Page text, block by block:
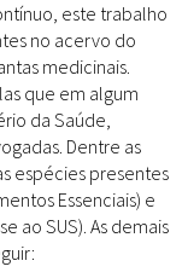
este trabalho
no acervo do
medicinais.
que em algum
da Saúde,
Dentre as
espécies presentes
Essenciais) e
ao SUS). As demais